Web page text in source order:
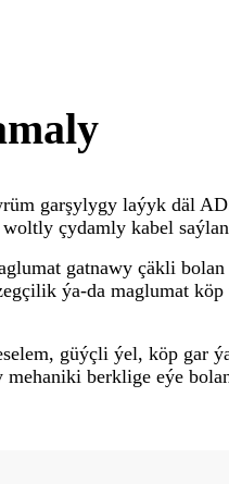
garşylygy laýyk däl
çydamly kabel
gatnawy çäkli
ýa-da maglumat
güýçli ýel, köp gar
berklige eýe